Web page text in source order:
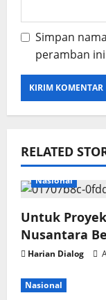
Simpan
peramban
RELATED
Nasional
Untuk
Nusantara
Harian Dialog
Nasional